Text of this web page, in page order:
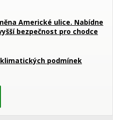
Americké ulice. Nabídne
bezpečnost pro chodce
podmínek